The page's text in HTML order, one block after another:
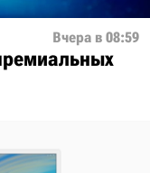
Вчера в 08:59